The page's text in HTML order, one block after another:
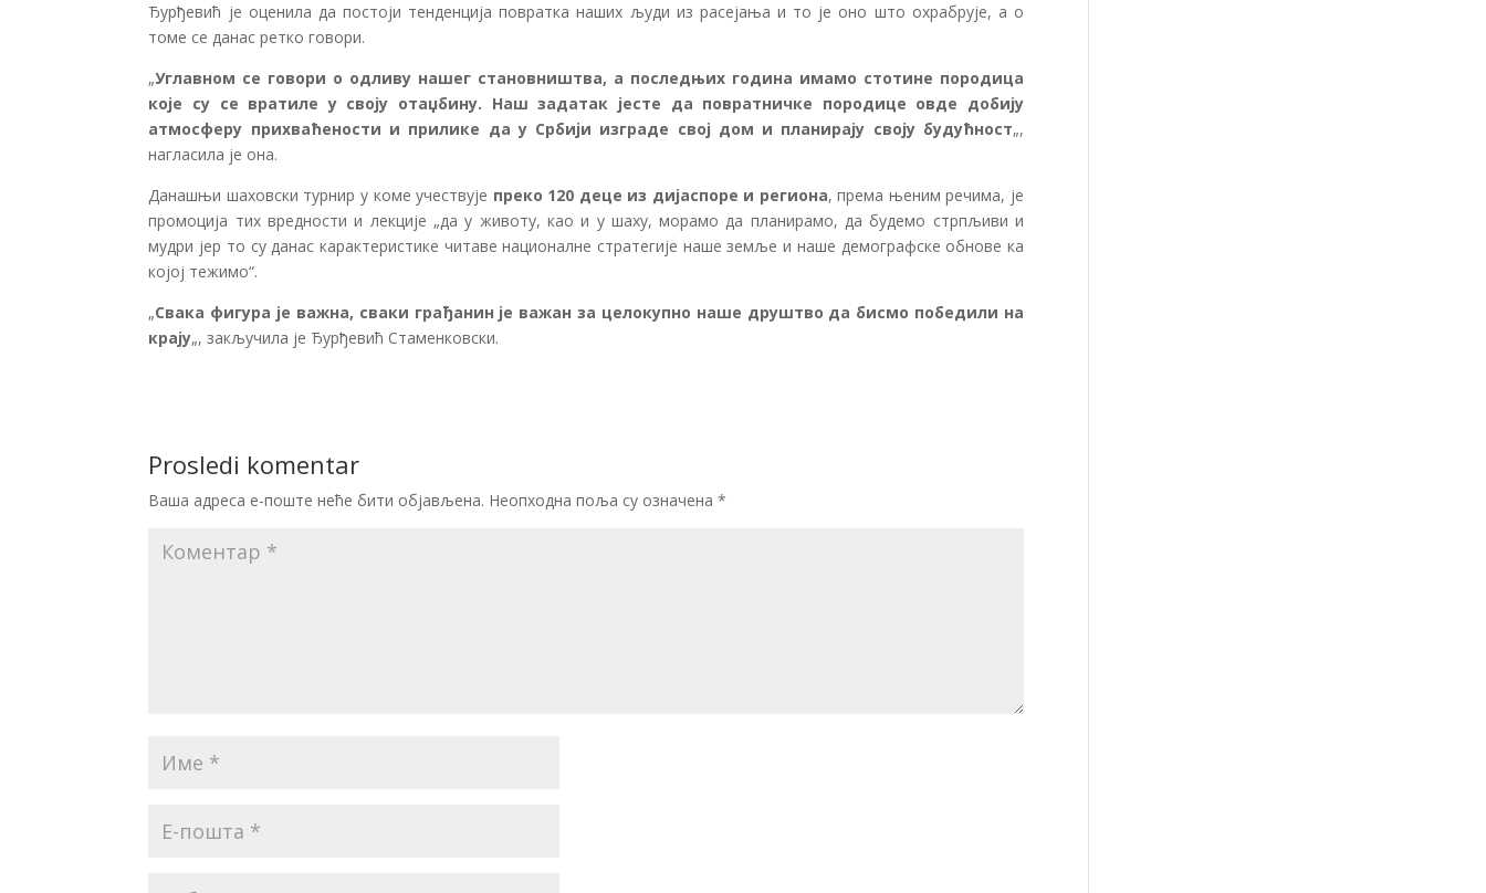
Ђурђевић је оценила да постоји тенденција повратка наших људи из расејања и то је оно што охрабрује, а о
томе се данас ретко говори.
„Углавном се говори о одливу нашег становништва, а последњих година имамо стотине породица
које су се вратиле у своју отаџбину. Наш задатак јесте да повратничке породице овде добију
атмосферу прихваћености и прилике да у Србији изграде свој дом и планирају своју будућност„,
нагласила је она.
Данашњи шаховски турнир у коме учествује преко 120 деце из дијаспоре и региона, према њеним речима, је
промоција тих вредности и лекције „да у животу, као и у шаху, морамо да планирамо, да будемо стрпљиви и
мудри јер то су данас карактеристике читаве националне стратегије наше земље и наше демографске обнове ка
којој тежимо“.
„Свака фигура је важна, сваки грађанин је важан за целокупно наше друштво да бисмо победили на
крају„, закључила је Ђурђевић Стаменковски.
Prosledi komentar
Ваша адреса е-поште неће бити објављена. Неопходна поља су означена*